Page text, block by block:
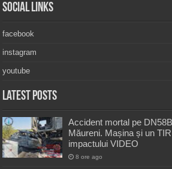
Social Links
facebook
instagram
youtube
Latest Posts
Accident mortal pe
Măureni. Mașina și un
impactului VIDEO
8 ore ago